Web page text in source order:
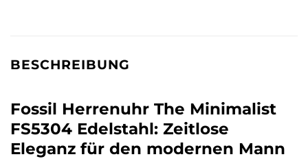
BESCHREIBUNG
Fossil Herrenuhr The Minimalist
FS5304 Edelstahl: Zeitlose
Eleganz für den modernen Mann